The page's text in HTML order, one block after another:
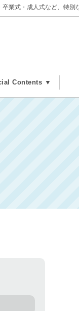
業式・成人式など、特別
Contents ▼